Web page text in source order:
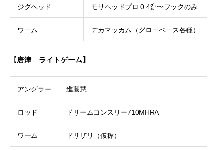
ジグヘッド モサヘッドプロ 0.4㌘〜フックのみ
ワーム デカマッカム（グローベース各種）
【唐津 ライトゲーム】
アングラー 進藤慧
ロッド ドリームコンスリー710MHRA
ワーム ドリザリ（仮称）